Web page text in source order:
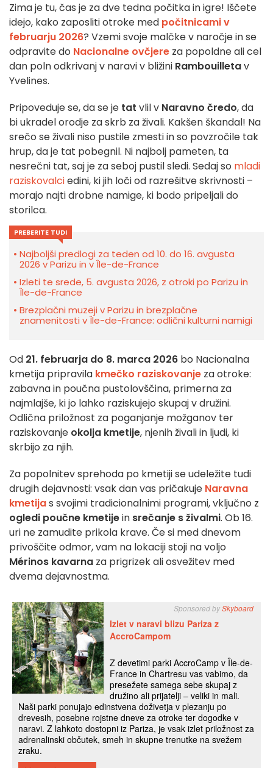
Zima je tu, čas je za dve tedna počitka in igre! Iščete
idejo, kako zaposliti otroke med počitnicami v
februarju 2026? Vzemi svoje malčke v naročje in se
odpravite do Nacionalne ovčjere za popoldne ali cel
dan poln odkrivanj v naravi v bližini Rambouilletav
Yvelines.
Pripoveduje se, da se je tat vlil v Naravno čredo, da
bi ukradel orodje za skrb za živali. Kakšen škandal! Na
srečo se živali niso pustile zmesti in so povzročile tak
hrup, da je tat pobegnil. Ni najbolj pameten, ta
nesrečni tat, saj je za seboj pustil sledi. Sedaj so mladi
raziskovalciedini, ki jih loči od razrešitve skrivnosti –
morajo najti drobne namige, ki bodo pripeljali do
storilca.
PREBERITE TUDI
Najboljši predlogi za teden od 10. do 16. avgusta
2026 v Parizu in v Île-de-France
Izleti te srede, 5. avgusta 2026, z otroki po Parizu in
Île-de-France
Brezplačni muzeji v Parizu in brezplačne
znamenitosti v Île-de-France: odlični kulturni namigi
Od 21. februarja do 8. marca 2026 bo Nacionalna
kmetija pripravila kmečko raziskovanje za otroke:
zabavna in poučna pustolovščina, primerna za
najmlajše, ki jo lahko raziskujejo skupaj v družini.
Odlična priložnost za poganjanje možganov ter
raziskovanje okolja kmetije, njenih živali in ljudi, ki
skrbijo za njih.
Za popolnitev sprehoda po kmetiji se udeležite tudi
drugih dejavnosti: vsak dan vas pričakuje Naravna
kmetijas svojimi tradicionalnimi programi, vključno z
ogledi poučne kmetijein srečanje s živalmi. Ob 16.
uri ne zamudite prikola krave. Če si med dnevom
privoščite odmor, vam na lokaciji stoji na voljo
Mérinos kavarna za prigrizek ali osvežitev med
dvema dejavnostma.